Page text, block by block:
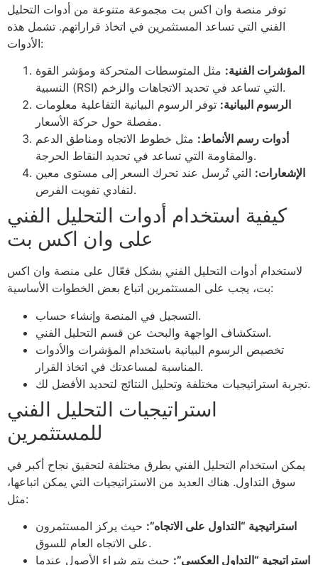
توفر منصة وان اكس بت مجموعة متنوعة من أدوات التحليل
الفني التي تساعد المستثمرين في اتخاذ قراراتهم. تشمل هذه
الأدوات:
المؤشرات الفنية: مثل المتوسطات المتحركة ومؤشر القوة
النسبية (RSI) التي تساعد في تحديد الاتجاهات والزخم.
الرسوم البيانية: توفر الرسوم البيانية التفاعلية معلومات
مفصلة حول حركة الأسعار.
أدوات رسم الأنماط: مثل خطوط الاتجاه ومناطق الدعم
والمقاومة التي تساعد في تحديد النقاط الحرجة.
الإشعارات: التي تُرسل عند تحرك السعر إلى مستوى معين
لتفادي تفويت الفرص.
كيفية استخدام أدوات التحليل الفني
على وان اكس بت
لاستخدام أدوات التحليل الفني بشكل فعّال على منصة وان اكس
بت، يجب على المستثمرين اتباع بعض الخطوات الأساسية:
التسجيل في المنصة وإنشاء حساب.
استكشاف الواجهة والبحث عن قسم التحليل الفني.
تخصيص الرسوم البيانية باستخدام المؤشرات والأدوات
المناسبة لمساعدتك في اتخاذ القرار.
تجربة استراتيجيات مختلفة وتحليل النتائج لتحديد الأفضل لك.
استراتيجيات التحليل الفني
للمستثمرين
يمكن استخدام التحليل الفني بطرق مختلفة لتحقيق نجاح أكبر في
سوق التداول. هناك العديد من الاستراتيجيات التي يمكن اتباعها،
مثل:
استراتيجية “التداول على الاتجاه”: حيث يركز المستثمرون
على الاتجاه العام للسوق.
استراتيجية “التداول العكسي”: حيث يتم شراء الأصول عندما